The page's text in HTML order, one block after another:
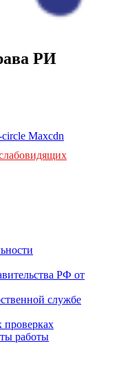
РИ
Maxcdn
РФ от
службе
проверках
работы